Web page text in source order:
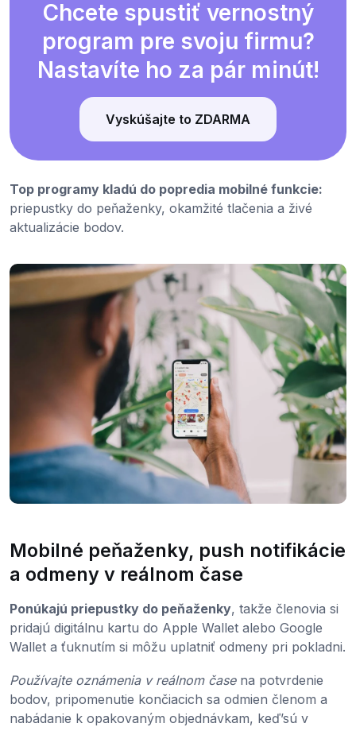
Chcete spustiť vernostný
program pre svoju firmu?
Nastavíte ho za pár minút!
Vyskúšajte to ZDARMA
Top programy kladú do popredia mobilné funkcie:
priepustky do peňaženky, okamžité tlačenia a živé
aktualizácie bodov.
Mobilné peňaženky, push notifikácie
a odmeny v reálnom čase
Ponúkajú priepustky do peňaženky, takže členovia si
pridajú digitálnu kartu do Apple Wallet alebo Google
Wallet a ťuknutím si môžu uplatniť odmeny pri pokladni.
Používajte oznámenia v reálnom časena potvrdenie
bodov, pripomenutie končiacich sa odmien členom a
nabádanie k opakovaným objednávkam, keď’sú v